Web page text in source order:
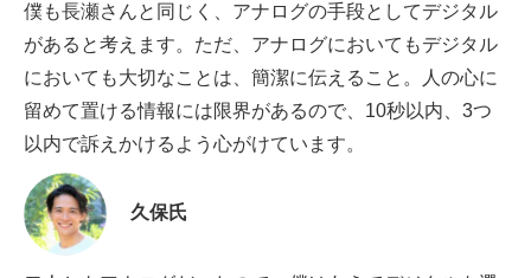
僕も長瀬さんと同じく、アナログの手段としてデジタル
があると考えます。ただ、アナログにおいてもデジタル
においても大切なことは、簡潔に伝えること。人の心に
留めて置ける情報には限界があるので、10秒以内、3つ
以内で訴えかけるよう心がけています。
久保氏